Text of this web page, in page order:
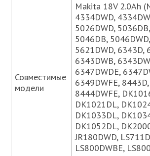
Совместимые
модели
Makita 18V 2.0Ah
4334DWD,
5026DWD,
5046DB,
5621DWD, 6343D,
6343DWB,
6347DWDE,
6349DWFE,
8444DWFE,
DK1021DL,
DK1033DL,
DK1052DL,
JR180DWD,
LS800DWBE,